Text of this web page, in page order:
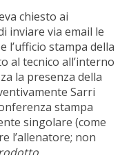
chiesto ai
inviare via email le
l’ufficio stampa della
al tecnico all’interno
la presenza della
Sarri
stampa
singolare (come
l’allenatore; non